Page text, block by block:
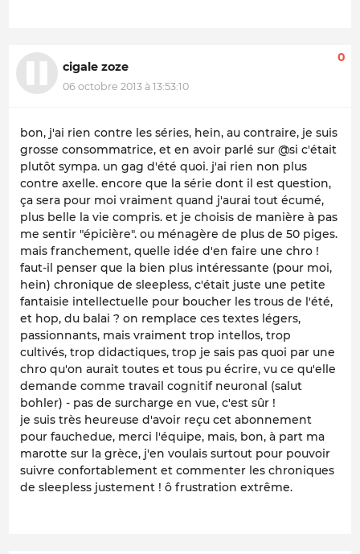
cigale zoze
06 octobre 2013 à 13:53:10
0
bon, j'ai rien contre les séries, hein, au contraire, je suis
grosse consommatrice, et en avoir parlé sur @si c'était
plutôt sympa. un gag d'été quoi. j'ai rien non plus
contre axelle. encore que la série dont il est question,
ça sera pour moi vraiment quand j'aurai tout écumé,
plus belle la vie compris. et je choisis de manière à pas
me sentir "épicière". ou ménagère de plus de 50 piges.
mais franchement, quelle idée d'en faire une chro !
faut-il penser que la bien plus intéressante (pour moi,
hein) chronique de sleepless, c'était juste une petite
fantaisie intellectuelle pour boucher les trous de l'été,
et hop, du balai ? on remplace ces textes légers,
passionnants, mais vraiment trop intellos, trop
cultivés, trop didactiques, trop je sais pas quoi par une
chro qu'on aurait toutes et tous pu écrire, vu ce qu'elle
demande comme travail cognitif neuronal (salut
bohler) - pas de surcharge en vue, c'est sûr !
je suis très heureuse d'avoir reçu cet abonnement
pour fauchedue, merci l'équipe, mais, bon, à part ma
marotte sur la grèce, j'en voulais surtout pour pouvoir
suivre confortablement et commenter les chroniques
de sleepless justement ! ô frustration extrême.